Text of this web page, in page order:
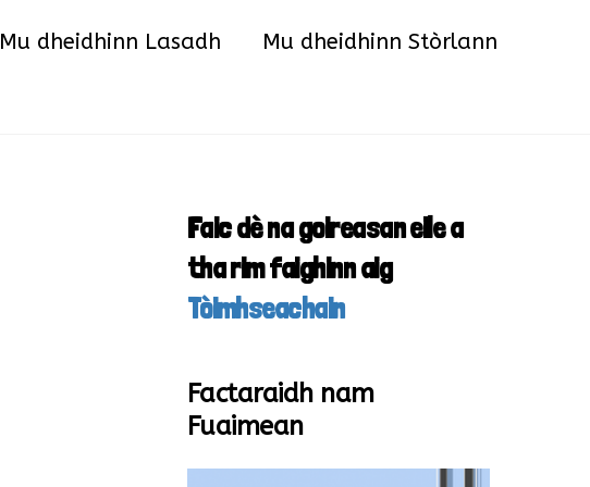
Mu dheidhinn Lasadh Mu dheidhinn Stòrlann
Faic dè na goireasan eile a
tha rim faighinn aig
Tòimhseachain
Factaraidh nam
Fuaimean